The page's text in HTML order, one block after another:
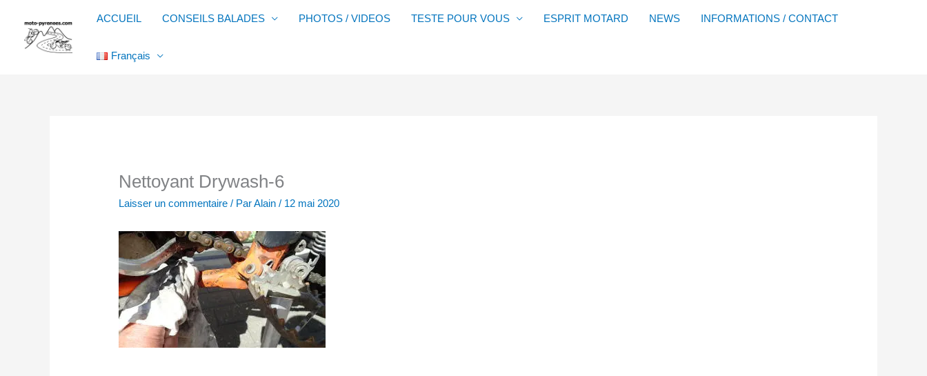
contenu
ACCUEIL CONSEILS BALADES PHOTOS / VIDEOS TESTE POUR VOUS ESPRIT MOTARD NEWS INFORMATIONS / CONTACT
Français
Nettoyant Drywash-6
Laisser un commentaire / ParAlain/ 12 mai 2020